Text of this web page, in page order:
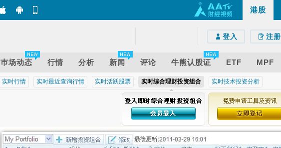
智财迅 (iPhone) 港股
登入 注册
巿场动态 行情 分析 新闻 评论 牛熊认股证 ETF MPF
实时行情 实时最近查询行情 实时活跃股票 实时综合理财投资组合 实时技术投资分析